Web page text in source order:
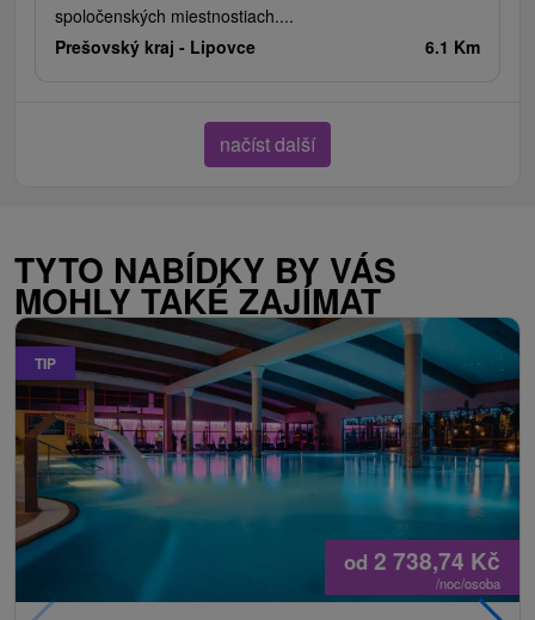
spoločenských miestnostiach....
Prešovský kraj - Lipovce 6.1 Km
načíst další
TYTO NABÍDKY BY VÁS
MOHLY TAKÉ ZAJÍMAT
TIP
od 2 738,74 Kč
/noc/osoba